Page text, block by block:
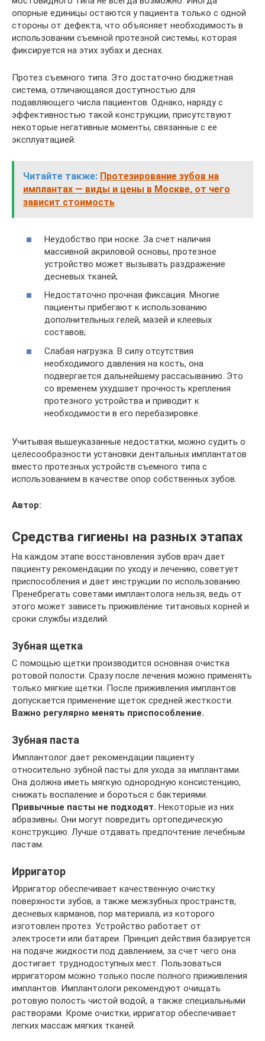
опорные единицы остаются у пациента только с одной
стороны от дефекта, что объясняет необходимость в
использовании съемной протезной системы, которая
фиксируется на этих зубах и деснах.
Протез съемного типа. Это достаточно бюджетная
система, отличающаяся доступностью для
подавляющего числа пациентов. Однако, наряду с
эффективностью такой конструкции, присутствуют
некоторые негативные моменты, связанные с ее
эксплуатацией:
Читайте также: Протезирование зубов на
имплантах — виды и цены в Москве, от чего
зависит стоимость
Неудобство при носке. За счет наличия
массивной акриловой основы, протезное
устройство может вызывать раздражение
десневых тканей;
Недостаточно прочная фиксация. Многие
пациенты прибегают к использованию
дополнительных гелей, мазей и клеевых
составов;
Слабая нагрузка. В силу отсутствия
необходимого давления на кость, она
подвергается дальнейшему рассасыванию. Это
со временем ухудшает прочность крепления
протезного устройства и приводит к
необходимости в его перебазировке.
Учитывая вышеуказанные недостатки, можно судить о
целесообразности установки дентальных имплантатов
вместо протезных устройств съемного типа с
использованием в качестве опор собственных зубов.
Автор:
Средства гигиены на разных этапах
На каждом этапе восстановления зубов врач дает
пациенту рекомендации по уходу и лечению, советует
приспособления и дает инструкции по использованию.
Пренебрегать советами имплантолога нельзя, ведь от
этого может зависеть приживление титановых корней и
сроки службы изделий.
Зубная щетка
С помощью щетки производится основная очистка
ротовой полости. Сразу после лечения можно применять
только мягкие щетки. После приживления имплантов
допускается применение щеток средней жесткости.
Важно регулярно менять приспособление.
Зубная паста
Имплантолог дает рекомендации пациенту
относительно зубной пасты для ухода за имплантами.
Она должна иметь мягкую однородную консистенцию,
снижать воспаление и бороться с бактериями.
Привычные пасты не подходят. Некоторые из них
абразивны. Они могут повредить ортопедическую
конструкцию. Лучше отдавать предпочтение лечебным
пастам.
Ирригатор
Ирригатор обеспечивает качественную очистку
поверхности зубов, а также межзубных пространств,
десневых карманов, пор материала, из которого
изготовлен протез. Устройство работает от
электросети или батареи. Принцип действия базируется
на подаче жидкости под давлением, за счет чего она
достигает труднодоступных мест. Пользоваться
ирригатором можно только после полного приживления
имплантов. Имплантологи рекомендуют очищать
ротовую полость чистой водой, а также специальными
растворами. Кроме очистки, ирригатор обеспечивает
легких массаж мягких тканей.